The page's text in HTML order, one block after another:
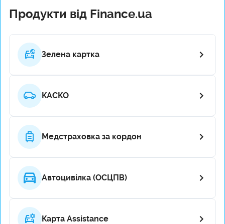
Продукти від Finance.ua
Зелена картка
КАСКО
Медстраховка за кордон
Автоцивілка (ОСЦПВ)
Карта Assistance